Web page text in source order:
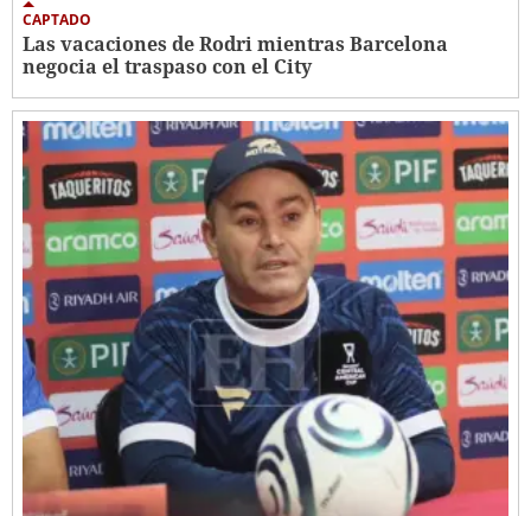
CAPTADO
Las vacaciones de Rodri mientras Barcelona
negocia el traspaso con el City